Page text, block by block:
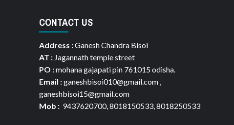
CONTACT US
Address :Ganesh Chandra Bisoi
AT :Jagannath temple street
PO :mohana gajapati pin 761015 odisha.
Email :ganeshbisoi010@gmail.com ,
ganeshbisoi15@gmail.com
Mob :9437620700, 8018150533, 8018250533